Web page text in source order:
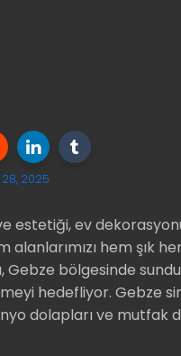
2025
estetiği, ev
hem şık
Gebze bölgesinde
hedefliyor. Gebze
dolapları ve mutfak